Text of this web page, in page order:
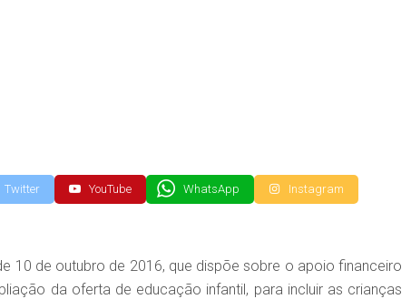
Twitter YouTube WhatsApp Instagram
10 de outubro de 2016, que dispõe sobre o apoio financeiro
da oferta de educação infantil, para incluir as crianças